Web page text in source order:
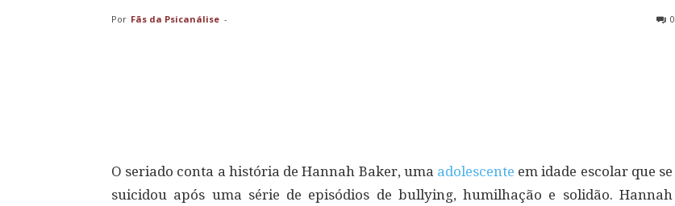
Por Fãs da Psicanálise - 0
O seriado conta a história de Hannah Baker, uma adolescente em idade escolar que se
suicidou após uma série de episódios de bullying, humilhação e solidão. Hannah